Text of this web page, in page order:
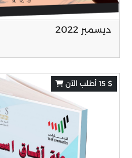
ديسمبر 2022
$ 15 أطلب الآن